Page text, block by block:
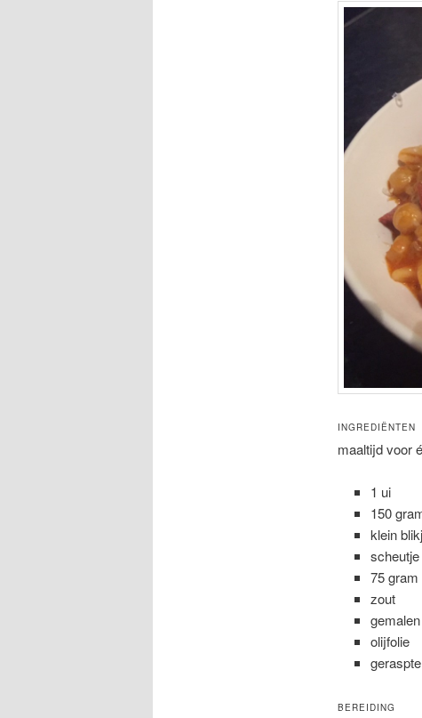
INGREDIËNTEN
maaltijd voor
1 ui
150
klein
75
zout
olijfolie
BEREIDING